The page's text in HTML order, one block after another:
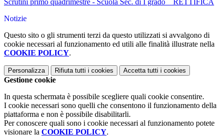
Scrutini primo quadrimestre - Scuola Sec. di I grado _ RETTIFICA
Notizie
Questo sito o gli strumenti terzi da questo utilizzati si avvalgono di
cookie necessari al funzionamento ed utili alle finalità illustrate nella
COOKIE POLICY.
Personalizza Rifiuta tutti i cookies Accetta tutti i cookies
Gestione cookie
In questa schermata è possibile scegliere quali cookie consentire.
I cookie necessari sono quelli che consentono il funzionamento della
piattaforma e non è possibile disabilitarli.
Per conoscere quali sono i cookie necessari al funzionamento potete
visionare la COOKIE POLICY.